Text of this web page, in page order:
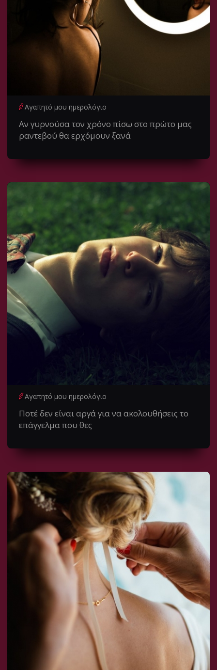
Αγαπητό μου ημερολόγιο
Αν γυρνούσα τον χρόνο πίσω στο πρώτο μας
ραντεβού θα ερχόμουν ξανά
Αγαπητό μου ημερολόγιο
Ποτέ δεν είναι αργά για να ακολουθήσεις το
επάγγελμα που θες